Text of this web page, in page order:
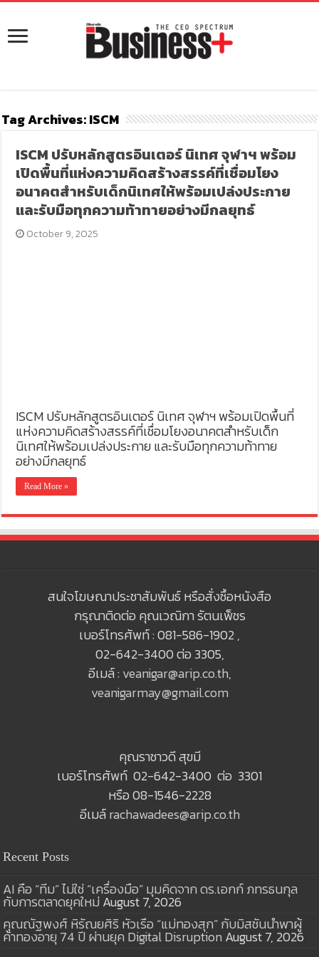
Tag Archives:ISCM
ISCM ปรับหลักสูตรอินเตอร์ นิเทศ จุฬาฯ พร้อม
เปิดพื้นที่แห่งความคิดสร้างสรรค์ที่เชื่อมโยง
อนาคตสำหรับเด็กนิเทศให้พร้อมเปล่งประกาย
และรับมือทุกความท้าทายอย่างมีกลยุทธ์
October 9, 2025
ISCM ปรับหลักสูตรอินเตอร์ นิเทศ จุฬาฯ พร้อมเปิดพื้นที่
แห่งความคิดสร้างสรรค์ที่เชื่อมโยงอนาคตสำหรับเด็ก
นิเทศให้พร้อมเปล่งประกาย และรับมือทุกความท้าทาย
อย่างมีกลยุทธ์
Read More »
สนใจโฆษณาประชาสัมพันธ์ หรือสั่งซื้อหนังสือ
กรุณาติดต่อ คุณเวณิกา รัตนเพ็ชร
เบอร์โทรศัพท์ : 081-586-1902 ,
02-642-3400 ต่อ 3305,
อีเมล์ : veanigar@arip.co.th,
veanigarmay@gmail.com
คุณราชาวดี สุขมี
เบอร์โทรศัพท์ 02-642-3400 ต่อ 3301
หรือ 08-1546-2228
อีเมล์rachawadees@arip.co.th
Recent Posts
AI คือ “ทีม” ไม่ใช่ “เครื่องมือ” มุมคิดจาก ดร.เอกก์ ภทรธนกุล
กับการตลาดยุคใหม่ August 7, 2026
คุณณัฐพงศ์ หิรัณยศิริ หัวเรือ “แม่ทองสุก” กับมิสชันนำพาผู้
ค้าทองอายุ 74 ปี ผ่านยุค Digital Disruption August 7, 2026